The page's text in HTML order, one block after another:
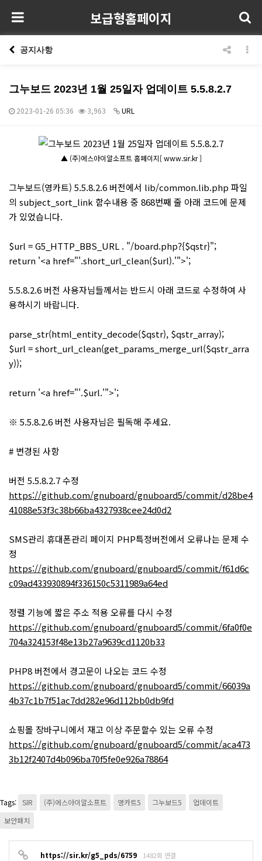
보급형홈페이지
공지사항
그누보드 2023년 1월 25일자 업데이트 5.5.8.2.7
2023-01-26 05:36 3,963 URL
▲ (주)에스아이알소프트 홈페이지[ www.sir.kr ]
그누보드(영카트) 5.5.8.2.6 버전에서 lib/common.lib.php 파일
의 subject_sort_link 함수내용 중 868번째 줄 아래 코드에 문제
가 있었습니다.
$url = G5_HTTP_BBS_URL . "/board.php?{$qstr}";
return '<a href="'.short_url_clean($url).'">';
5.5.8.2.6 버전 사용자님들께서는 반드시 아래 코드로 수정하여 사
용하시기 바랍니다.
parse_str(html_entity_decode($qstr), $qstr_array);
$url = short_url_clean(get_params_merge_url($qstr_arra
y));
return '<a href="'.$url.'">';
※ 5.5.8.2.6 버전 사용자님은 필독해 주세요.
# 변경된 사항
버전 5.5.8.2.7 수정
https://github.com/gnuboard/gnuboard5/commit/d28be4
41088e53f3c38b66ba4327938cee24d0d2
SMS관리 휴대폰관리 페이지 PHP특정버전에서 오류나는 문제 수
정
https://github.com/gnuboard/gnuboard5/commit/f61d6c
c09ad433930894f336150c5311989a64ed
정렬 기능에 짧은 주소 적용 오류를 다시 수정
https://github.com/gnuboard/gnuboard5/commit/6fa0f0e
704a324153f48e13b27a9639cd1120b33
PHP8 버전에서 경고문이 나오는 코드 수정
https://github.com/gnuboard/gnuboard5/commit/66039a
4b37c1b7f51ac7dd282e96d112bb0db9fd
쇼핑몰 장바구니에서 재고 이상 주문할수 있는 오류 수정
https://github.com/gnuboard/gnuboard5/commit/aca473
3b12f2407d4b096ba70f5fe0e926a78864
Tags: SIR (주)에스아이알소프트 영카트5 그누보드5
업데이트
보안패치
https://sir.kr/g5_pds/6759 1482회 연결